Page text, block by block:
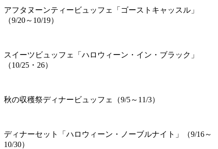
アフタヌーンティービュッフェ「ゴーストキャッスル」
（9/20～10/19）
スイーツビュッフェ「ハロウィーン・イン・ブラック」
（10/25・26）
秋の収穫祭ディナービュッフェ（9/5～11/3）
ディナーセット「ハロウィーン・ノーブルナイト」（9/16～
10/30）